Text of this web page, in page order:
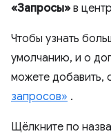
«Запросы» в
Чтобы узнать
умолчанию, и о
можете добавить,
запросов» .
Щёлкните по